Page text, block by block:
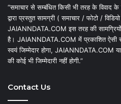
“समाचार से सम्बंधित किसी भी तरह के विवाद
द्वारा प्रस्तुत सामग्री ( समाचार / फोटो /
JAIANNDATA.COM इस तरह की सामग्रियों
है। JAIANNDATA.COM में प्रकाशित ऐसी
स्वयं जिम्मेदार होगा, JAIANNDATA.COM
की कोई भी जिम्मेदारी नहीं होगी.”
Contact Us